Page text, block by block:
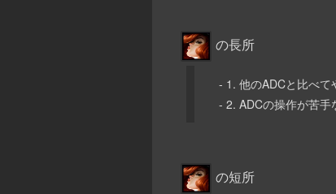
の長所
- 1. 他のADCと比べて
- 2. ADCの操作が苦手
の短所